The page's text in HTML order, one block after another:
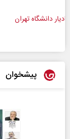
پیشخوان